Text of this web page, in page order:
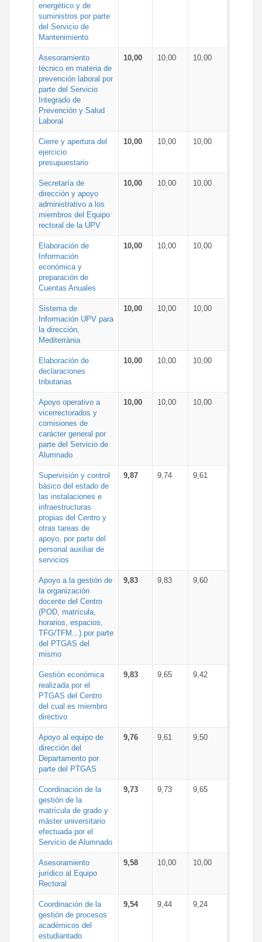
energético y de
suministros por parte
del Servicio de
Mantenimiento
Asesoramiento
técnico en materia de
prevención laboral por
parte del Servicio
Integrado de
Prevención y Salud
Laboral
10,00 10,00 10,00
Cierre y apertura del
ejercicio
presupuestario
10,00 10,00 10,00
Secretaría de
dirección y apoyo
administrativo a los
miembros del Equipo
rectoral de la UPV
10,00 10,00 10,00
Elaboración de
Información
económica y
preparación de
Cuentas Anuales
10,00 10,00 10,00
Sistema de
Información UPV para
la dirección,
Mediterrània
10,00 10,00 10,00
Elaboración de
declaraciones
tributarias
10,00 10,00 10,00
Apoyo operativo a
vicerrectorados y
comisiones de
carácter general por
parte del Servicio de
Alumnado
10,00 10,00 10,00
Supervisión y control
básico del estado de
las instalaciones e
infraestructuras
propias del Centro y
otras tareas de
apoyo, por parte del
personal auxiliar de
servicios
9,87 9,74 9,61
Apoyo a la gestión de
la organización
docente del Centro
(POD, matrícula,
horarios, espacios,
TFG/TFM...) por parte
del PTGAS del
mismo
9,83 9,83 9,60
Gestión económica
realizada por el
PTGAS del Centro
del cual es miembro
directivo
9,83 9,65 9,42
Apoyo al equipo de
dirección del
Departamento por
parte del PTGAS
9,76 9,61 9,50
Coordinación de la
gestión de la
matrícula de grado y
máster universitario
efectuada por el
Servicio de Alumnado
9,73 9,73 9,65
Asesoramiento
jurídico al Equipo
Rectoral
9,58 10,00 10,00
Coordinación de la
gestión de procesos
académicos del
estudiantado
9,54 9,44 9,24